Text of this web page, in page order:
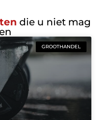
die u niet mag
GROOTHANDEL